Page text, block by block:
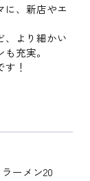
に、新店やエ
、より細かい
充実。
！
ーメン20